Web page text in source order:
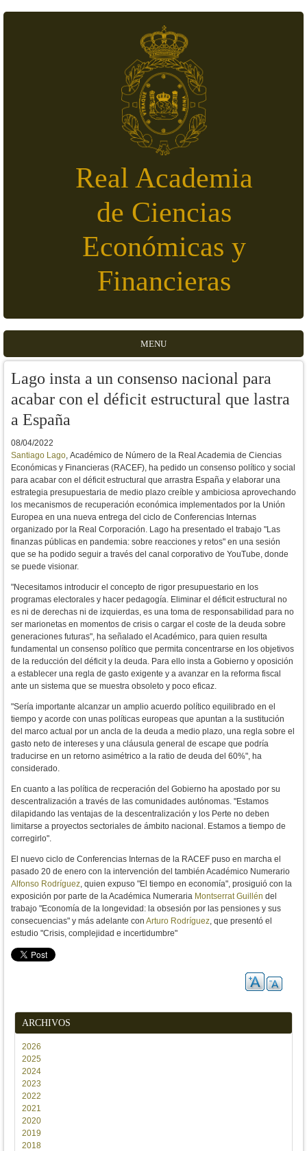
Real Academia
de Ciencias
Económicas y
Financieras
MENU
Lago insta a un consenso nacional para
acabar con el déficit estructural que lastra
a España
08/04/2022
Santiago Lago, Académico de Número de la Real Academia de Ciencias
Económicas y Financieras (RACEF), ha pedido un consenso político y social
para acabar con el déficit estructural que arrastra España y elaborar una
estrategia presupuestaria de medio plazo creíble y ambiciosa aprovechando
los mecanismos de recuperación económica implementados por la Unión
Europea en una nueva entrega del ciclo de Conferencias Internas
organizado por la Real Corporación. Lago ha presentado el trabajo "Las
finanzas públicas en pandemia: sobre reacciones y retos" en una sesión
que se ha podido seguir a través del canal corporativo de YouTube, donde
se puede visionar.
"Necesitamos introducir el concepto de rigor presupuestario en los
programas electorales y hacer pedagogía. Eliminar el déficit estructural no
es ni de derechas ni de izquierdas, es una toma de responsabilidad para no
ser marionetas en momentos de crisis o cargar el coste de la deuda sobre
generaciones futuras", ha señalado el Académico, para quien resulta
fundamental un consenso político que permita concentrarse en los objetivos
de la reducción del déficit y la deuda. Para ello insta a Gobierno y oposición
a establecer una regla de gasto exigente y a avanzar en la reforma fiscal
ante un sistema que se muestra obsoleto y poco eficaz.
"Sería importante alcanzar un amplio acuerdo político equilibrado en el
tiempo y acorde con unas políticas europeas que apuntan a la sustitución
de l marco actual por un ancla de la deuda a medio plazo, una regla sobre el
gasto neto de intereses y una cláusula general de escape que podría
traducirse en un retorno asimétrico a la ratio de deuda del 60%", ha
considerado.
En cuanto a las política de recperación del Gobierno ha apostado por su
descentralización a través de las comunidades autónomas. "Estamos
dilapidando las ventajas de la descentralización y los Perte no deben
limitarse a proyectos sectoriales de ámbito nacional. Estamos a tiempo de
corregirlo".
El nuevo ciclo de Conferencias Internas de la RACEF puso en marcha el
pasado 20 de enero con la intervención del también Académico Numerario
Alfonso Rodríguez, quien expuso "El tiempo en economía", prosiguió con la
exposición por parte de la Académica Numeraria Montserrat Guillén del
trabajo "Economía de la longevidad: la obsesión por las pensiones y sus
consecuencias" y más adelante con Arturo Rodríguez, que presentó el
estudio "Crisis, complejidad e incertidumbre"
ARCHIVOS
2026
2025
2024
2023
2022
2021
2020
2019
2018